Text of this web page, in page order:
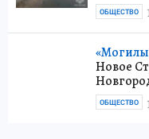
ОБЩЕСТВО
«Могилы
Новое
ОБЩЕСТВО